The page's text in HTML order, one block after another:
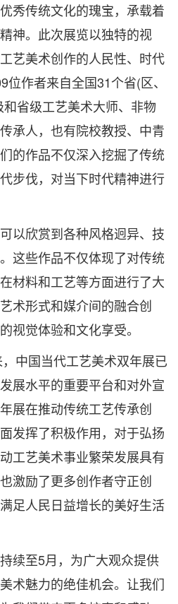
传统文化的瑰宝，承载着
神。此次展览以独特的视
艺美术创作的人民性、时代
作者来自全国31个省(区、
省级工艺美术大师、非物
承人，也有院校教授、中青
的作品不仅深入挖掘了传统
步伐，对当下时代精神进行
欣赏到各种风格迥异、技
这些作品不仅体现了对传统
材料和工艺等方面进行了大
术形式和媒介间的融合创
视觉体验和文化享受。
国当代工艺美术双年展已
展水平的重要平台和对外宣
展在推动传统工艺传承创
发挥了积极作用，对于弘扬
工艺美术事业繁荣发展具有
激励了更多创作者守正创
足人民日益增长的美好生活
至5月，为广大观众提供
术魅力的绝佳机会。让我们